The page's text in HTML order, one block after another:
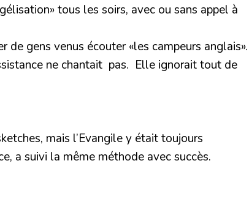
tous les soirs, avec ou sans appel à
gens venus écouter «les campeurs anglais».
ne chantait pas. Elle ignorait tout de
mais l’Evangile y était toujours
a suivi la même méthode avec succès.